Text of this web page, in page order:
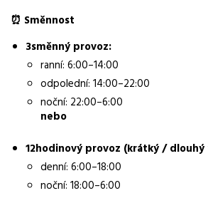
Obor / skupina
Lokalita nabídky
Hněvotín
Zaměstnavatel / agentura
Typ úvazku
⏰ Směnnost
3směnný provoz:
ranní: 6:00–14:00
odpolední: 14:00–22:00
noční: 22:00–6:00
nebo
12hodinový provoz (krátký /
denní: 6:00–18:00
noční: 18:00–6:00